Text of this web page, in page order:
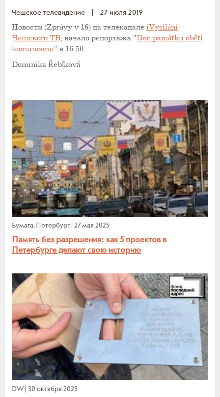
Чешское телевидение
27 июля 2019
Новости (Zprávy v 16) на телеканале iVysiláni
Чешского ТВ; начало репортажа "Den památku obětí
komunismu" в 16:50.
Dominika Řebíková
Бумага. Петербург 27 мая 2025
Память без разрешения: как 5 проектов в
Петербурге делают свою историю
DW 30 октября 2023